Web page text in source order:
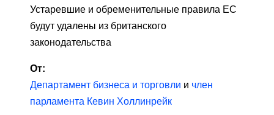
Устаревшие и обременительные правила ЕС
будут удалены из британского
законодательства
От:
Департамент бизнеса и торговли и член
парламента Кевин Холлинрейк